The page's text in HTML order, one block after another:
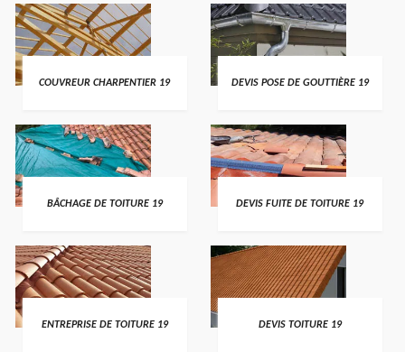
COUVREUR CHARPENTIER 19 DEVIS POSE DE GOUTTIÈRE 19
BÂCHAGE DE TOITURE 19 DEVIS FUITE DE TOITURE 19
ENTREPRISE DE TOITURE 19 DEVIS TOITURE 19